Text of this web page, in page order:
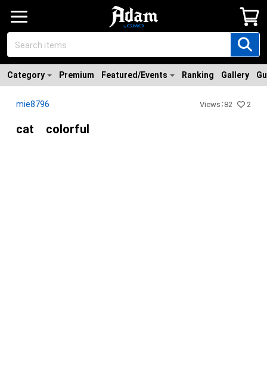
Category Premium Featured/Events Ranking Gallery
mie8796 Views ： 82 2
cat colorful